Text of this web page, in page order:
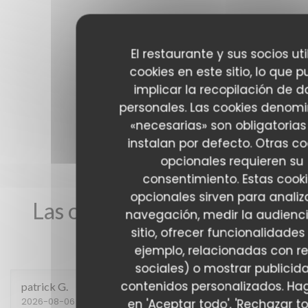
El restaurante y sus socios
cookies en este sitio, lo que
implicar la recopilación de
personales. Las cookies
«necesarias» son
instalan por defecto. Otras
opcionales requieren su
consentimiento. Estas
opcionales sirven para
navegación, medir la
sitio, ofrecer
ejemplo, relacionadas con
sociales) o mostrar
contenidos personalizados.
en 'Aceptar todo', 'Rechazar
Las opiniones de nuestros
clientes
patrick G
2026-08-06 - 12:15 - Invitados 2